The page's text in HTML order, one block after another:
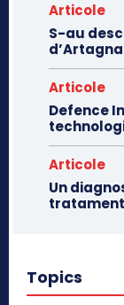
Articole
S-au
Articole
Defence
Articole
Un
Topics